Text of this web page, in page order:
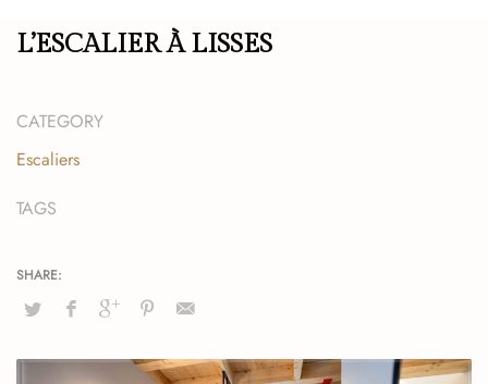
L’ESCALIER À LISSES
CATEGORY
Escaliers
TAGS